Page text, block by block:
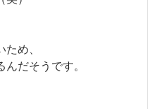
め、
だそうです。